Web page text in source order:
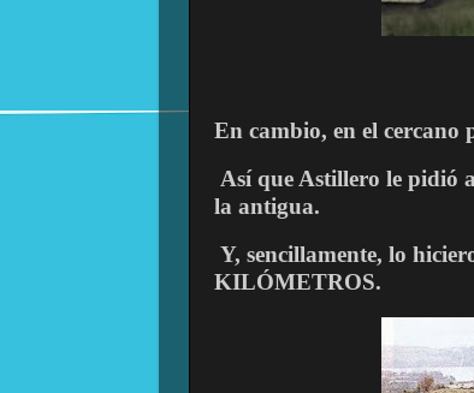
En cambio, en el cercano
Así que Astillero le pidió
la antigua.
Y, sencillamente, lo
KILÓMETROS.